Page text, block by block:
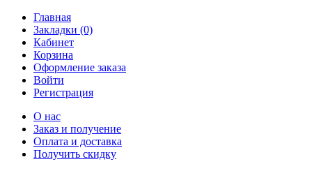
Главная
Закладки (0)
Кабинет
Корзина
Оформление заказа
Войти
Регистрация
О нас
Заказ и получение
Оплата и доставка
Получить скидку